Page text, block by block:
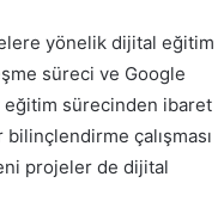
yönelik dijital eğitim
süreci ve Google
eğitim sürecinden ibaret
çalışması
projeler de dijital